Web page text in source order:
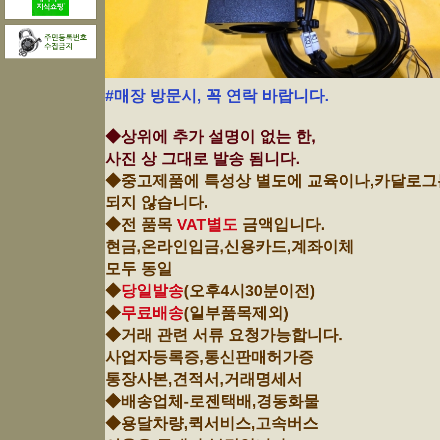
#매장 방문시, 꼭 연락 바랍니다.
◆상위에 추가 설명이 없는 한,
사진 상 그대로 발송 됨니다.
◆중고제품에 특성상 별도에 교육이나,카달로
되지 않습니다.
◆전 품목 VAT별도 금액입니다.
현금,온라인입금,신용카드,계좌이체
모두 동일
◆당일발송(오후4시30분이전)
◆무료배송(일부품목제외)
◆거래 관련 서류 요청가능합니다.
사업자등록증,통신판매허가증
통장사본,견적서,거래명세서
◆배송업체-로젠택배,경동화물
◆용달차량,퀵서비스,고속버스